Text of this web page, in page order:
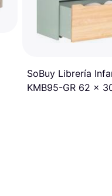
SoBuy Librería
KMB95-GR 62 x